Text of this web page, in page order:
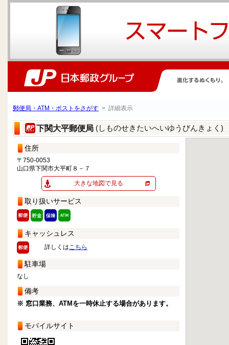
郵便局・ATM・ポストをさがす > 詳細表示
下関大平郵便局 (しものせきたいへいゆうびんきょく)
住所
〒750-0053
山口県下関市大平町８－７
大きな地図で見る
取り扱いサービス
キャッシュレス
詳しくはこちら
駐車場
なし
備考
※ 窓口業務、ATMを一時休止する場合があります。
モバイルサイト